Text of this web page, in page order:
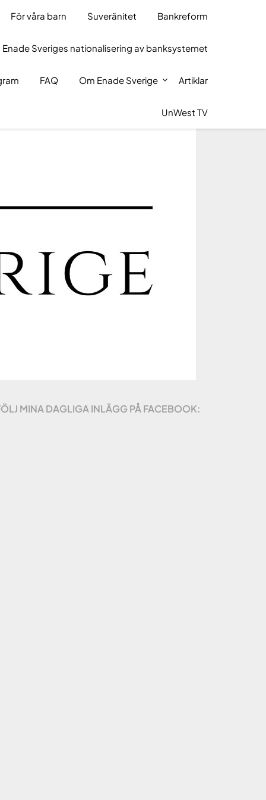
För våra barn Suveränitet Bankreform
Sveriges nationalisering av banksystemet
FAQ Om Enade Sverige Artiklar
UnWest TV
MINA DAGLIGA INLÄGG PÅ FACEBOOK: